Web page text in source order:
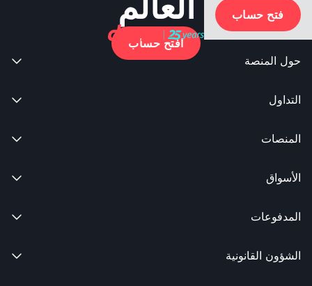
افتح حساب
فتح حساب
حول المنصة 
التداول 
المنصات 
الأسواق 
المدفوعات 
الشؤون القانونية 